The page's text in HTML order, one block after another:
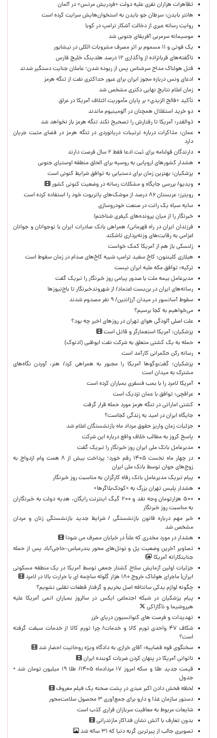
تظاهرات هزاران نفری علیه دولت «فردریش مرتس» در آلمان
هانتر بایدن: سرطان جو بایدن به استخوان‌هایش سرایت کرده است
روایت رسانه عبری از دخالت آشکار ترامپ در کوبا
موسیمانه سرمربی آفریقای جنوبی شد
یک فوتی و ۱۱ مسموم بر اثر مصرف مشروبات الکلی در نیشابور
ناگفته‌های قربانزاده از واگذاری ۱۲ درصد هلدینگ خلیج فارس
قتل هولناک مداح سرشناس پس از ربوده شدن؛ عاملان جنایت دستگیر شدند
ادعای ونس درباره مجوز ایران برای عبور حداکثری نفت از تنگه هرمز
زمان اعلام نتایج نهایی دکتری مشخص شد
تأکید «فالح الزیدی» بر پایان مأموریت ائتلاف آمریکا در عراق
دو خرید استقلال همچنان در آلومینیوم ماندند
ذوالقدر: آمریکا تا رفتارش را تصحیح نکند تنگه هرمز باز نخواهد شد
عمان: مذاکرات درباره ترتیبات دریانوردی در تنگه هرمز در فضای مثبت جریان
دارد
دارندگان قولنامه برای ثبت ادعا فقط ۲ سال فرصت دارند
هشدار کشورهای اروپایی به روسیه برای الحاق منطقه اوستیای جنوبی
پزشکیان‌: بهترین زمان برای دستیابی به توافق شرایط کنونی است
ویدیو/ بررسی جایگاه و مشکلات رسانه در وضعیت کنونی کشور
رویترز: عربستان ۸۶ درصد از موشک‌های پاتریوت خود را استفاده کرده است
سایه سیاه یک رانت در صنعت خودروسازی
خبرنگار را از میان پرونده‌های کیفری شناختم!
​فرزندان ایران در راه قهرمانی/ همراهی بانک صادرات ایران با نوجوانان و جوانان
اعزامی به رقابت‌های وزنه‌برداری تاشکند
زلنسکی باز هم از آمریکا کمک خواست
هیلاری کلینتون: کاخ سفید ترامپ شبیه کاخ‌های صدام در زمان سقوط است
ترکیه: توافق مکه علیه ایران نیست
مدیرعامل بیمه ملت با صدور پیامی روز خبرنگار را تبریک گفت
رسانه‌های ایران در بن‌بست اعتماد/ از شهروندخبرنگار تا باج‌نیوزها
سقوط آسانسور در میدان آرژانتین/ ۹ نفر مصدوم شدند
می‌خواهیم به کجا برسیم؟
علت اصلی آلودگی هوای تهران در روزهای اخیر چه بود؟
پزشکیان: آمریکا استعمارگر و قاتل است
حمله به یک کشتی متعلق به شرکت نفت ابوظبی (ادنوک)
رسانه رکن حکمرانی کارآمد است
پزشکیان: گفت‌وگوها آمریکا را مجبور به همراهی کرد/ هنر، آوردن نگاه‌های
مشترک به میدان است
آمریکا لامرد را با بمب فسفری بمباران کرده است
عراقچی: توافق با عمان نزدیک است
کشتی اماراتی در تنگه هرمز مورد حمله قرار گرفت
جایگاه ایران در امید به زندگی کجاست؟
جزئیات زمان واریز حقوق مرداد ماه بازنشستگان اعلام شد
پاسخ کروز به مطالب خلاف واقع درباره این شرکت
مدیرعامل بانک ملی ایران روز خبرنگار را تبریک گفت
در چهار ماه نخست ۱۴۰۵ رقم خورد؛ پرداخت بیش از ۸ همت وام ازدواج به
زوج‌های جوان توسط بانک ملی ایران
پیام تبریک مدیرعامل بانک رفاه کارگران به مناسبت روز خبرنگار
هشدار پلیس تهران بزرگ به «کودک‌بلاگرها»
۵۰۰ هزارتومان وجه نقد و ۲۰۰ گیگ اینترنت رایگان، هدیه دولت به خبرنگاران
به مناسبت روز خبرنگار
خبر مهم درباره قانون بازنشستگی / شرایط جدید بازنشستگی زنان و مردان
مشخص شد
هشدار در مورد مخدری که علناً در خیابان مصرف می شود!
تصاویر آخرین وضعیت پل و تونل‌های محور بندرعباس–حاجی‌آباد پس از حمله
جنایتکارانه آمریکا
جزئیات اولین آزمایش سلاح کشتار جمعی توسط آمریکا در یک منطقه مسکونی
ایران| ماجرای هولناک خروج ۱۸۰ هزار گلوله ساچمه ای با حرارت بالا در لامرد
چگونه لوازم یدکی سانتافه اصل بخریم و گرفتار قطعات تقلبی نشویم؟
پیام پزشکیان در شبکه اجتماعی ایکس در سالروز بمباران اتمی آمریکا علیه
هیروشیما و ناگازاکی
تهدیدات و فرصت های کنوانسیون دریای خزر
شکاف ۴۷ واحدی تورم کالا و خدمات/ چرا تورم کالا از خدمات سبقت گرفته
است؟
سخنگوی قوه قضاییه: آقای خرازی به دادگاه ویژه روحانیت احضار شد
ناتوانی آمریکا در پنهان کردن ضربات کوبنده ایران
قیمت جدید طلا و سکه امروز ۱۷ مردادماه ۱۴۰۵/ طلا ۱۹ میلیون تومان شد +
جدول
لحظه‌ فحش دادن اکبر عبدی در پشت صحنه یک فیلم معروف
دستور سازمان غذا و دارو برای جمع‌آوری ۳ محصول سلامت‌محور
شایعات مربوط به معافیت سربازان فراری کذب است
بدون تعارف با آتش نشان فداکار مازندرانی
تصویری جالب از پیرترین گربه دنیا که ۳۱ ساله شد